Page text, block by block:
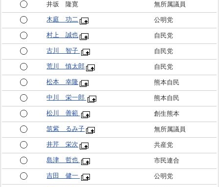
井坂 隆寛 無所属議員
木庭 功二 公明党
村上 誠也 自民党
古川 智子 自民党
荒川 慎太郎 自民党
松本 幸隆 熊本自民
中川 栄一郎 熊本自民
松川 善範 創生熊本
筑紫 るみ子 無所属議員
井芹 栄次 共産党
島津 哲也 市民連合
吉田 健一 公明党